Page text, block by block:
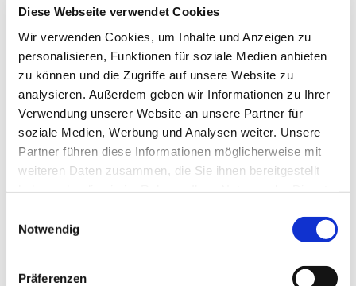
Diese Webseite verwendet Cookies
Wir verwenden Cookies, um Inhalte und Anzeigen zu
personalisieren, Funktionen für soziale Medien anbieten
zu können und die Zugriffe auf unsere Website zu
analysieren. Außerdem geben wir Informationen zu Ihrer
Verwendung unserer Website an unsere Partner für
soziale Medien, Werbung und Analysen weiter. Unsere
Partner führen diese Informationen möglicherweise mit
weiteren Daten zusammen, die Sie ihnen bereitgestellt
Notwendig
Präferenzen